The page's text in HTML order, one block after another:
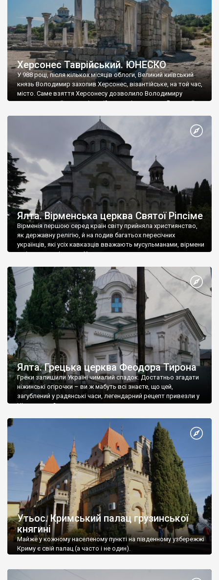
Херсонес Таврійський. ЮНЕСКО
У 988 році, після кількох місяців облоги, Великий київський
князь Володимир захопив Херсонес, візантійське, на той час,
місто. Саме взяття Херсонесу дозволило Володимиру
диктувати свої умови візантійському імператору Василю ІІ, та
Херсонесі Володимир-язичник, став Василем-християнином.
А потім було Хрещення Русі. На честь Херсонесу Таврійського
Ялта. Вірменська церква Святої Ріпсіме
Вірменія першою серед країн світу прийняла християнство,
як державну релігію, й на подив багатьох пересічних
українців, які усіх кавказців вважають мусульманами, вірмени
є відданими вірянами Христа
Ялта. Грецька церква Феодора Тирона
Греки залишили Україні чималий спадок. Достатньо згадати
ніжинські огірочки – ви ж мабуть всі знаєте, що цей,
загублений у радянські часи, легендарний рецепт привезли у
Ніжин греки?
Утьос. Кримський палац грузинської
княгині
Майже у кожному населеному пункті на південному узбережжі
Криму є свій палац (а часто і не один).